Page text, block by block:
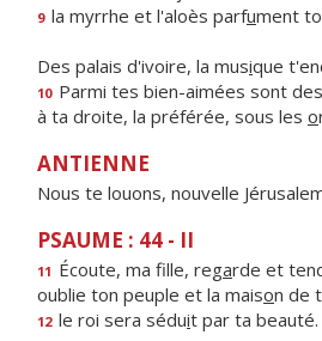
9 la myrrhe et l'aloès parfument
Des palais d'ivoire, la musique
10 Parmi tes bien-aimées sont
à ta droite, la préférée, sous les o
ANTIENNE
Nous te louons, nouvelle
PSAUME : 44 - II
11 Écoute, ma fille, regarde et
oublie ton peuple et la maison de
12 le roi sera séduit par ta beauté.